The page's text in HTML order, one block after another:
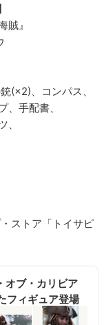
賊』
(×2)、コンパス、
手配書、
ストア「トイサピ
オブ・カリビア
フィギュア登場